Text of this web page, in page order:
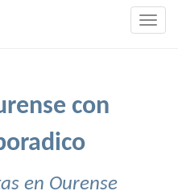
con
en Ourense